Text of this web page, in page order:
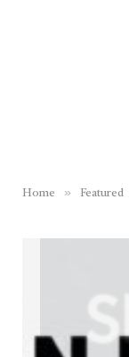
Home » Featured